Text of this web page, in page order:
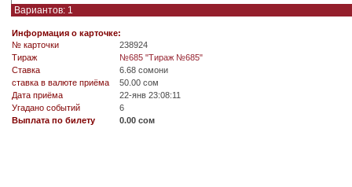
Вариантов: 1
Информация о карточке:
№ карточки
238924
Tираж
№685 "Тираж №685"
Ставка
6.68 сомони
ставка в валюте приёма
50.00 сом
Дата приёма
22-янв 23:08:11
Угадано событий
6
Выплата по билету
0.00 сом